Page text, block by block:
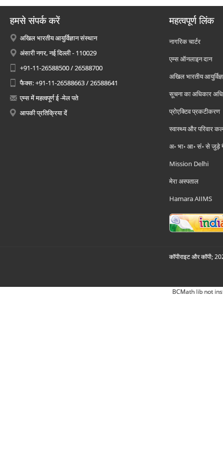
हमसे संपर्क करें
अखिल भारतीय आयुर्विज्ञान संस्थान
अंसारी नगर, नई दिल्ली - 110029
+91-11-26588500 / 26588700
फैक्स: +91-11-26588663 / 26588641
एम्स में महत्वपूर्ण ई -मेल पते
आपकी प्रतिक्रिया दें
महत्वपूर्ण लिंक
नागरिक चार्टर
एम्स ऑनलाइन दान
अखिल भारतीय
सूचना का अधिकार
प्रोएक्टिव प्रकटीकरण
स्वास्थ्य और परिवार
अ॰ भा॰ आ॰ सं॰ से जुड़े
Mission Delhi
मेरा अस्पताल
Hamara AIIMS
कॉपीराइट और कॉपी;
BCMath lib not